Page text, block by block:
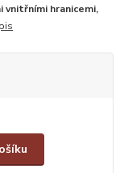
vnitřními hranicemi,